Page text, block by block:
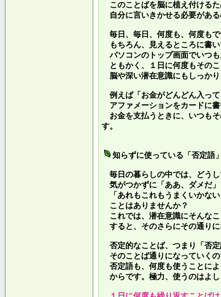
このことばを脳に植え付ける
自分に言いきかせる必要があ
毎日、毎日、何度も、何度も
もちろん、見えるところに書
パソコンのトップ画面でいつ
ともかく、１日に何度もその
脳や深い潜在意識にもしっか
例えば「お金がどんどん入っ
アファメーションをカードに
お金を支払うときに、いつも
す。
知らずに使っている「否定語
毎日の暮らしの中では、どう
気がつかずに「ああ、ダメだ
「あれもこれもうまくいかな
ことはありませんか？
これでは、潜在意識にそんな
すると、そのさらにその通り
否定的なことば、つまり「否
そのことば通りになっていく
否定語も、何度も使うことに
からです。極力、使うのはよ